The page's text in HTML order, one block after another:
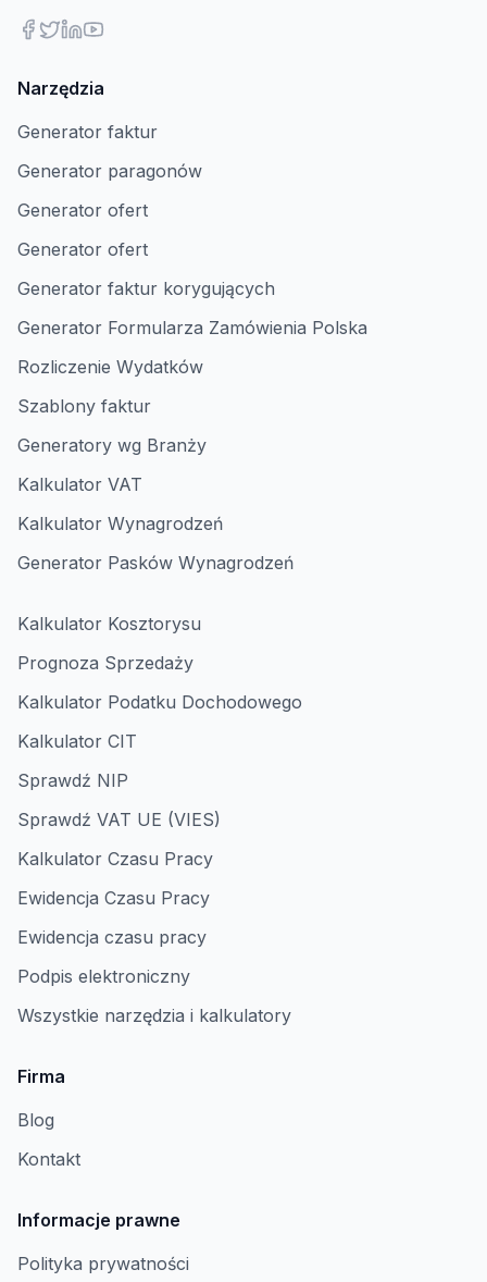
Narzędzia
Generator faktur
Generator paragonów
Generator ofert
Generator ofert
Generator faktur korygujących
Generator Formularza Zamówienia Polska
Rozliczenie Wydatków
Szablony faktur
Generatory wg Branży
Kalkulator VAT
Kalkulator Wynagrodzeń
Generator Pasków Wynagrodzeń
Kalkulator Kosztorysu
Prognoza Sprzedaży
Kalkulator Podatku Dochodowego
Kalkulator CIT
Sprawdź NIP
Sprawdź VAT UE (VIES)
Kalkulator Czasu Pracy
Ewidencja Czasu Pracy
Ewidencja czasu pracy
Podpis elektroniczny
Wszystkie narzędzia i kalkulatory
Firma
Blog
Kontakt
Informacje prawne
Polityka prywatności